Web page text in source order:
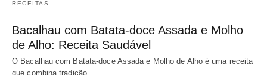
RECEITAS
Bacalhau com Batata-doce Assada e Molho
de Alho: Receita Saudável
O Bacalhau com Batata-doce Assada e Molho de Alho é uma receita
que combina tradição…